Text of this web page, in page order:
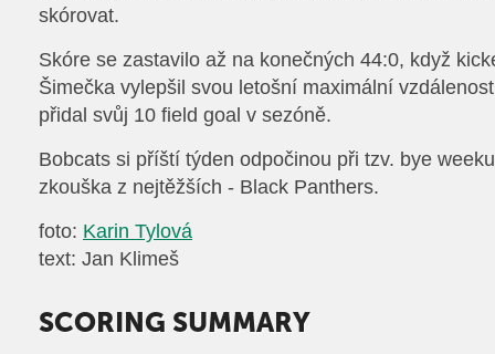
skórovat.
Skóre se zastavilo až na konečných 44:0, když
Šimečka vylepšil svou letošní maximální
přidal svůj 10 field goal v sezóně.
Bobcats si příští týden odpočinou při tzv. bye
zkouška z nejtěžších - Black Panthers.
foto: Karin Tylová
text: Jan Klimeš
SCORING SUMMARY